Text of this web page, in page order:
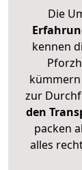
Die
kennen
zur
den
packen
alles